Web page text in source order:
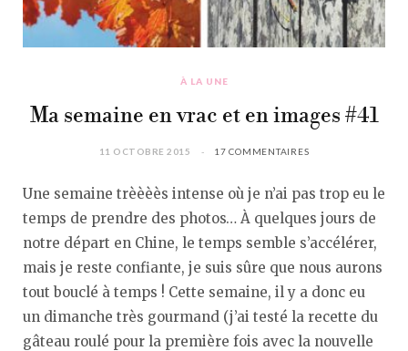
À LA UNE
Ma semaine en vrac et en images #41
11 OCTOBRE 2015 17 COMMENTAIRES
Une semaine trèèèès intense où je n’ai pas trop eu le
temps de prendre des photos… À quelques jours de
notre départ en Chine, le temps semble s’accélérer,
mais je reste confiante, je suis sûre que nous aurons
tout bouclé à temps ! Cette semaine, il y a donc eu
un dimanche très gourmand (j’ai testé la recette du
gâteau roulé pour la première fois avec la nouvelle